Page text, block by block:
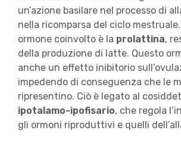
un’azione basilare nel processo di
nella ricomparsa del ciclo
ormone coinvolto è la prolattina,
della produzione di latte. Questo
anche un effetto inibitorio
impedendo di conseguenza che le
ripresentino. Ciò è legato al
ipotalamo-ipofisario, che regola
gli ormoni riproduttivi e quelli